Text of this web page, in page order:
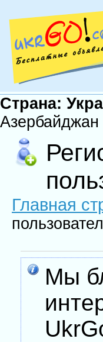
Страна:
Азербайджан
Главная
Мы